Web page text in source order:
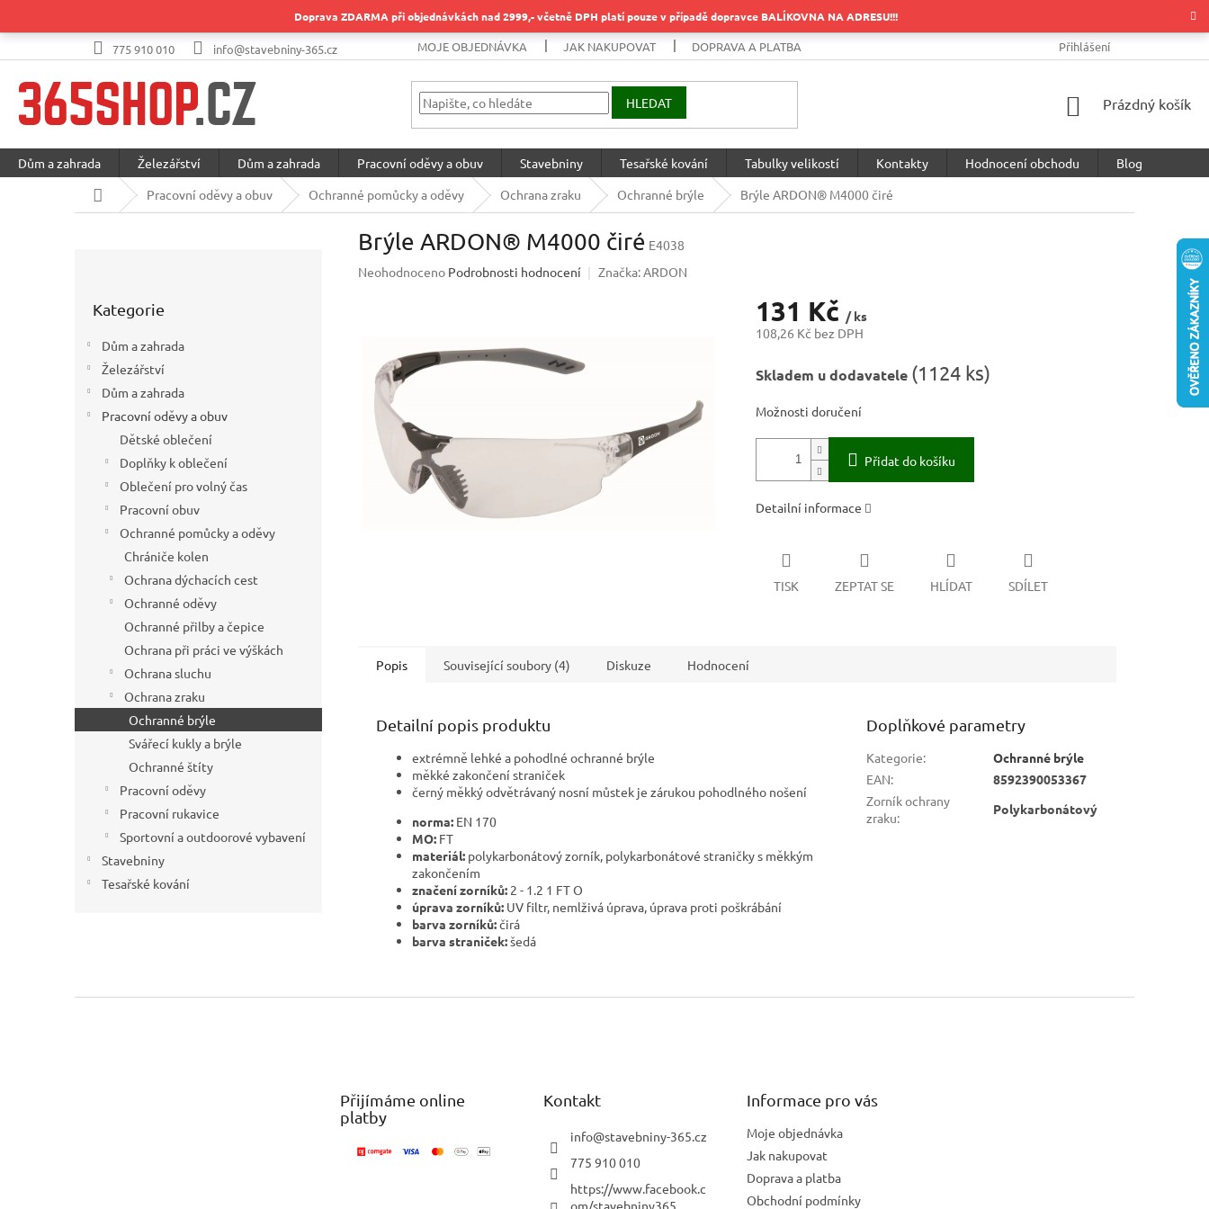
Doprava ZDARMA při objednávkách nad 2999,- včetně DPH platí pouze v případě dopravce BALÍKOVNA NA ADRESU!!!
775 910 010 info@stavebniny-365.cz MOJE OBJEDNÁVKA JAK NAKUPOVAT DOPRAVA A PLATBA PODMÍNKY OCHRANY OSOBNÍCH
Přihlášení
HLEDAT
NÁKUPNÍ
Prázdný košík
Dům a zahrada Železářství Dům a zahrada Pracovní oděvy a obuv Stavebniny Tesařské kování Tabulky velikostí Kontakty Hodnocení obchodu
Blog
Domů
Pracovní oděvy a obuv Ochranné pomůcky a oděvy Ochrana zraku Ochranné brýle Brýle ARDON® M4000 čiré
kategorie
Kategorie
Dům a zahrada
Železářství
Dům a zahrada
Pracovní oděvy a obuv
Dětské oblečení
Doplňky k oblečení
Oblečení pro volný čas
Pracovní obuv
Ochranné pomůcky a oděvy
Chrániče kolen
Ochrana dýchacích cest
Ochranné oděvy
Ochranné přilby a čepice
Ochrana při práci ve výškách
Ochrana sluchu
Ochrana zraku
Ochranné brýle
Svářecí kukly a brýle
Ochranné štíty
Pracovní oděvy
Pracovní rukavice
Sportovní a outdoorové vybavení
Stavebniny
Tesařské kování
Brýle ARDON® M4000 čiré E4038
Průměrné
hvězdiček.
Neohodnoceno Podrobnosti hodnocení Značka:ARDON
131 Kč / ks
108,26 Kč bez DPH
cena:
Skladem u dodavatele (1124 ks)
Možnosti doručení
Přidat do košíku
Detailní informace
TISK ZEPTAT SE HLÍDAT SDÍLET
Popis Související soubory (4) Diskuze Hodnocení
Detailní popis produktu
extrémně lehké a pohodlné ochranné brýle
měkké zakončení straniček
černý měkký odvětrávaný nosní můstek je zárukou pohodlného nošení
norma: EN 170
MO: FT
materiál: polykarbonátový zorník, polykarbonátové straničky s měkkým
zakončením
značení zorníků: 2 - 1.2 1 FT O
úprava zorníků: UV filtr, nemlživá úprava, úprava proti poškrábání
barva zorníků:čirá
barva straniček:šedá
Doplňkové parametry
Kategorie:
Ochranné brýle
EAN:
8592390053367
Zorník ochrany
zraku:
Polykarbonátový
Přijímáme online
platby
Kontakt
info@stavebniny-365.cz
775 910 010
https://www.facebook.c
om/stavebniny365
Informace pro vás
Moje objednávka
Jak nakupovat
Doprava a platba
Obchodní podmínky